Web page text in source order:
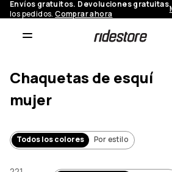
Envíos gratuitos. Devoluciones gratuitas.
los pedidos.Comprar ahora
Chaquetas de esquí
mujer
Todos los colores Por estilo